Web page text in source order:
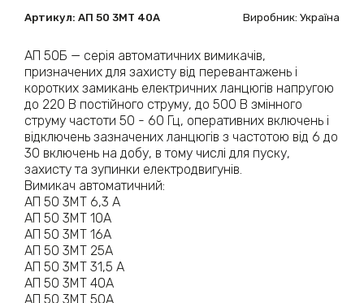
Артикул: АП 50 3МТ 40А Виробник: Україна
АП 50Б — серія автоматичних вимикачів,
призначених для захисту від перевантажень і
коротких замикань електричних ланцюгів напругою
до 220 В постійного струму, до 500 В змінного
струму частоти 50 - 60 Гц, оперативних включень і
відключень зазначених ланцюгів з частотою від 6 до
30 включень на добу, в тому числі для пуску,
захисту та зупинки електродвигунів.
Вимикач автоматичний:
АП 50 3МТ 6,3 А
АП 50 3МТ 10А
АП 50 3МТ 16А
АП 50 3МТ 25А
АП 50 3МТ 31,5 А
АП 50 3МТ 40А
АП 50 3МТ 50А